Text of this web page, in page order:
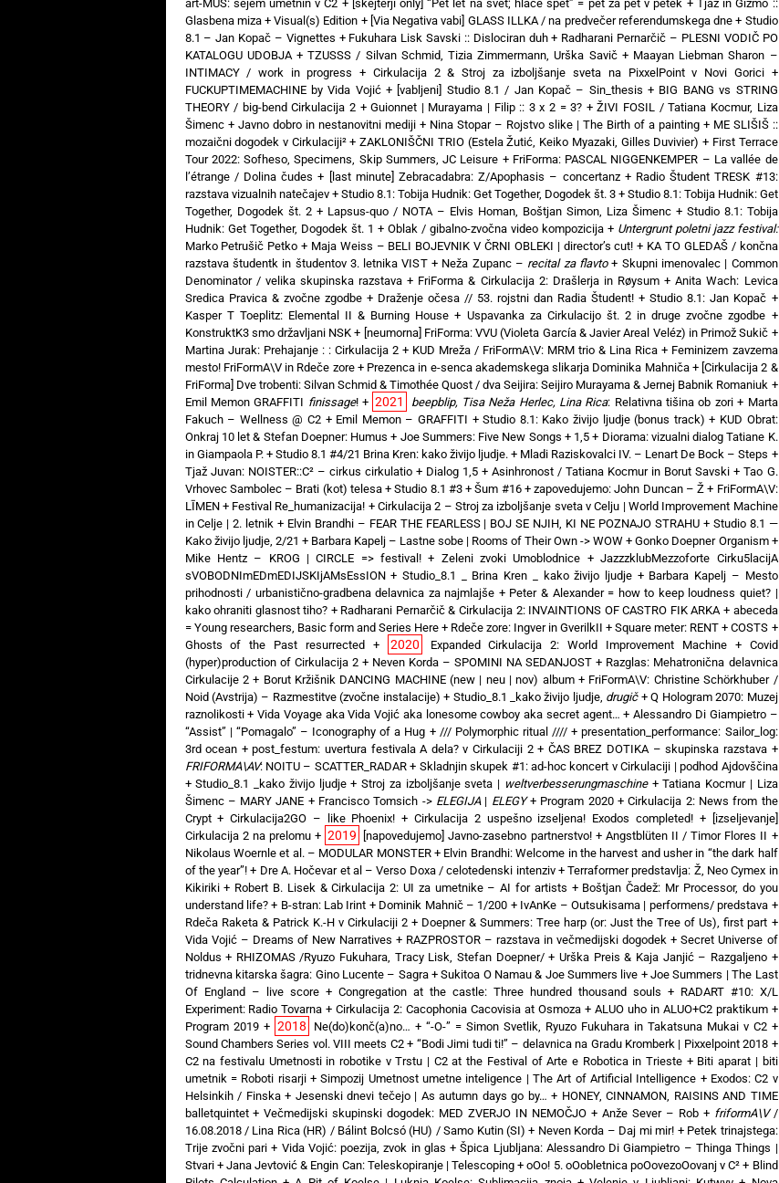
art-MUS: sejem umetnin v C2 + [skejterji only] “Pet let na svet; hlače spet” = pet za pet v petek + Tjaž in Gizmo ::
Glasbena miza + Visual(s) Edition + [Via Negativa vabi] GLASS ILLKA / na predvečer referendumskega dne + Studio
8.1 – Jan Kopač – Vignettes + Fukuhara Lisk Savski :: Dislociran duh+ Radharani Pernarčič – PLESNI VODIČ PO
KATALOGU UDOBJA+TZUSSS / Silvan Schmid, Tizia Zimmermann, Urška Savič+ Maayan Liebman Sharon –
INTIMACY / work in progress + Cirkulacija 2 & Stroj za izboljšanje sveta na PixxelPoint v Novi Gorici+
FUCKUPTIMEMACHINE by Vida Vojić+ [vabljeni] Studio 8.1 / Jan Kopač – Sin_thesis + BIG BANG vs STRING
THEORY / big-bend Cirkulacija 2+Guionnet | Murayama | Filip :: 3 x 2 = 3? +ŽIVI FOSIL / Tatiana Kocmur, Liza
Šimenc+ Javno dobro in nestanovitni mediji+ Nina Stopar – Rojstvo slike | The Birth of a painting+ ME SLIŠIŠ ::
mozaični dogodek v Cirkulaciji²+ZAKLONIŠČNI TRIO (Estela Žutić, Keiko Myazaki, Gilles Duvivier) + First Terrace
Tour 2022: Sofheso, Specimens, Skip Summers, JC Leisure + FriForma: PASCAL NIGGENKEMPER – La vallée de
l’étrange / Dolina čudes + [last minute] Zebracadabra: Z/Apophasis – concertanz+ Radio Študent TRESK #13:
razstava vizualnih natečajev+ Studio 8.1: Tobija Hudnik: Get Together, Dogodek št. 3+ Studio 8.1: Tobija Hudnik: Get
Together, Dogodek št. 2+ Lapsus-quo / NOTA – Elvis Homan, Boštjan Simon, Liza Šimenc+ Studio 8.1: Tobija
Hudnik: Get Together, Dogodek št. 1 + Oblak / gibalno-zvočna video kompozicija+ Untergrunt poletni jazz festival:
Marko Petrušič Petko + Maja Weiss – BELI BOJEVNIK V ČRNI OBLEKI | director’s cut! + KA TO GLEDAŠ / končna
razstava študentk in študentov 3. letnika VIST+ Neža Zupanc – recital za flavto+ Skupni imenovalec | Common
Denominator / velika skupinska razstava + FriForma & Cirkulacija 2: Drašlerja in Røysum +Anita Wach: Levica
Sredica Pravica & zvočne zgodbe+ Draženje očesa // 53. rojstni dan Radia Študent! +Studio 8.1: Jan Kopač +
Kasper T Toeplitz: Elemental II & Burning House + Uspavanka za Cirkulacijo št. 2 in druge zvočne zgodbe +
KonstruktK3 smo državljani NSK + [neumorna] FriForma: VVU (Violeta García & Javier Areal Veléz) in Primož Sukič +
Martina Jurak: Prehajanje : : Cirkulacija 2+ KUD Mreža / FriFormA\V: MRM trio & Lina Rica + Feminizem zavzema
mesto! FriFormA\V in Rdeče zore+ Prezenca in e-senca akademskega slikarja Dominika Mahniča+ [Cirkulacija 2 &
FriForma] Dve trobenti: Silvan Schmid & Timothée Quost / dva Seijira: Seijiro Murayama & Jernej Babnik Romaniuk +
Emil Memon GRAFFITI finissage!+ 2021 beepblip, Tisa Neža Herlec, Lina Rica: Relativna tišina ob zori+ Marta
Fakuch – Wellness @ C2+ Emil Memon – GRAFFITI +Studio 8.1: Kako živijo ljudje (bonus track) + KUD Obrat:
Onkraj 10 let & Stefan Doepner: Humus + Joe Summers: Five New Songs + 1,5 + Diorama: vizualni dialog Tatiane K.
in Giampaola P. + Studio 8.1 #4/21 Brina Kren: kako živijo ljudje. + Mladi Raziskovalci IV. – Lenart De Bock – Steps +
Tjaž Juvan: NOISTER::C² – cirkus cirkulatio+ Dialog 1,5 + Asinhronost / Tatiana Kocmur in Borut Savski +Tao G.
Vrhovec Sambolec – Brati (kot) telesa+Studio 8.1 #3 + Šum #16+ zapovedujemo: John Duncan – Ž + FriFormA\V:
LĪMEN+ Festival Re_humanizacija! + Cirkulacija 2 – Stroj za izboljšanje sveta v Celju | World Improvement Machine
in Celje | 2. letnik + Elvin Brandhi – FEAR THE FEARLESS | BOJ SE NJIH, KI NE POZNAJO STRAHU+ Studio 8.1 —
Kako živijo ljudje, 2/21 + Barbara Kapelj – Lastne sobe | Rooms of Their Own -> WOW +Gonko Doepner Organism+
Mike Hentz – KROG | CIRCLE => festival! + Zeleni zvoki Umoblodnice +JazzzklubMezzoforte Cirku5lacijA
sVOBODNImEDmEDIJSKIjAMsEssION+ Studio_8.1 _ Brina Kren _ kako živijo ljudje+ Barbara Kapelj – Mesto
prihodnosti / urbanistično-gradbena delavnica za najmlajše + Peter & Alexander = how to keep loudness quiet? |
kako ohraniti glasnost tiho? + Radharani Pernarčič & Cirkulacija 2: INVAINTIONS OF CASTRO FIK ARKA + abeceda
= Young researchers, Basic form and Series Here+ Rdeče zore: Ingver in GverilkII +Square meter: RENT + COSTS +
Ghosts of the Past resurrected + 2020 Expanded Cirkulacija 2: World Improvement Machine+ Covid
(hyper)production of Cirkulacija 2+ Neven Korda – SPOMINI NA SEDANJOST + Razglas: Mehatronična delavnica
Cirkulacije 2+ Borut Kržišnik DANCING MACHINE (new | neu | nov) album+ FriFormA\V: Christine Schörkhuber /
Noid (Avstrija) – Razmestitve (zvočne instalacije) + Studio_8.1 _kako živijo ljudje, drugič+Q Hologram 2070: Muzej
raznolikosti+Vida Voyage aka Vida Vojić aka lonesome cowboy aka secret agent… +Alessandro Di Giampietro –
“Assist” | “Pomagalo” – Iconography of a Hug + /// Polymorphic ritual //// +presentation_performance: Sailor_log:
3rd ocean +post_festum: uvertura festivala A dela? v Cirkulaciji 2+ ČAS BREZ DOTIKA – skupinska razstava+
FRIFORMA\AV: NOITU – SCATTER_RADAR+ Skladnjin skupek #1: ad-hoc koncert v Cirkulaciji | podhod Ajdovščina
+Studio_8.1 _kako živijo ljudje+ Stroj za izboljšanje sveta | weltverbesserungmaschine+Tatiana Kocmur | Liza
Šimenc – MARY JANE + Francisco Tomsich -> ELEGIJA| ELEGY+ Program 2020+Cirkulacija 2: News from the
Crypt+Cirkulacija2GO – like Phoenix! +Cirkulacija 2 uspešno izseljena! Exodos completed!+
[izseljevanje]
Cirkulacija 2 na prelomu+ 2019 [napovedujemo] Javno-zasebno partnerstvo!+ Angstblüten II / Timor Flores II +
Nikolaus Woernle et al. – MODULAR MONSTER+ Elvin Brandhi: Welcome in the harvest and usher in “the dark half
of the year”! + Dre A. Hočevar et al – Verso Doxa / celotedenski intenziv+Terraformer predstavlja: Ž, Neo Cymex in
Kikiriki+ Robert B. Lisek & Cirkulacija 2: UI za umetnike – AI for artists + Boštjan Čadež: Mr Processor, do you
understand life?+ B-stran: Lab Irint + Dominik Mahnič – 1/200 + IvAnKe – Outsukisama | performens/ predstava +
Rdeča Raketa & Patrick K.-H v Cirkulaciji 2+ Doepner & Summers: Tree harp (or: Just the Tree of Us), first part +
Vida Vojić – Dreams of New Narratives + RAZPROSTOR – razstava in večmedijski dogodek +Secret Universe of
Noldus + RHIZOMAS /Ryuzo Fukuhara, Tracy Lisk, Stefan Doepner/+ Urška Preis & Kaja Janjić – Razgaljeno+
tridnevna kitarska šagra: Gino Lucente – Sagra+Sukitoa O Namau & Joe Summers live +Joe Summers | The Last
Of England – live score+ Congregation at the castle: Three hundred thousand souls + RADART #10: X/L
Experiment: Radio Tovarna +Cirkulacija 2: Cacophonia Cacovisia at Osmoza+ ALUO uho in ALUO+C2 praktikum+
Program 2019+ 2018 Ne(do)konč(a)no… + “-O-” = Simon Svetlik, Ryuzo Fukuhara in Takatsuna Mukai v C2+
Sound Chambers Series vol. VIII meets C2+ “Bodi Jimi tudi ti!” – delavnica na Gradu Kromberk | Pixxelpoint 2018 +
C2 na festivalu Umetnosti in robotike v Trstu | C2 at the Festival of Arte e Robotica in Trieste + Biti aparat | biti
umetnik = Roboti risarji+Simpozij Umetnost umetne inteligence | The Art of Artificial Intelligence + Exodos: C2 v
Helsinkih / Finska+ Jesenski dnevi tečejo | As autumn days go by… + HONEY, CINNAMON, RAISINS AND TIME
balletquintet+Večmedijski skupinski dogodek: MED ZVERJO IN NEMOČJO + Anže Sever – Rob+ friformA\V/
16.08.2018 / Lina Rica (HR) / Bálint Bolcsó (HU) / Samo Kutin (SI) + Neven Korda – Daj mi mir! + Petek trinajstega:
Trije zvočni pari + Vida Vojić: poezija, zvok in glas +Špica Ljubljana: Alessandro Di Giampietro – Thinga Things |
Stvari+ Jana Jevtović & Engin Can: Teleskopiranje | Telescoping +oOo! 5. oOobletnica poOovezoOovanj v C² + Blind